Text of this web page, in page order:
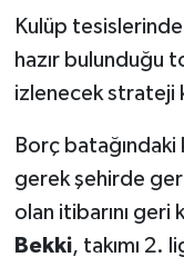
Kulüp
hazır bulunduğu
izlenecek strateji
Borç batağındaki
gerek şehirde
olan itibarını geri
Bekki, takımı 2.